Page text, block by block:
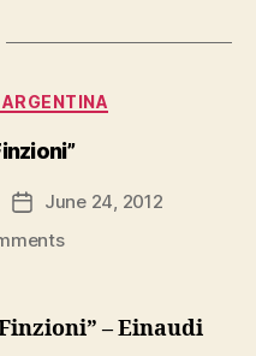
Maiale””
Post
date
June 24, 2012
on
– Einaudi